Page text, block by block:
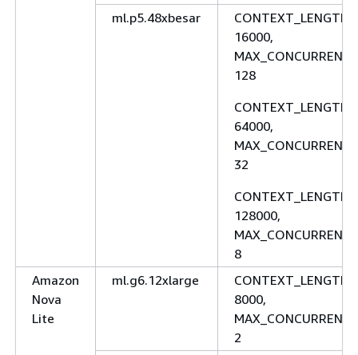
ml.p5.48xbesar
CONTEXT_LENGTH:
16000,
128
CONTEXT_LENGTH:
64000,
32
CONTEXT_LENGTH:
128000,
8
Amazon
Nova
Lite
ml.g6.12xlarge
CONTEXT_LENGTH:
8000,
2